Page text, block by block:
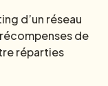
d’un réseau
de
réparties